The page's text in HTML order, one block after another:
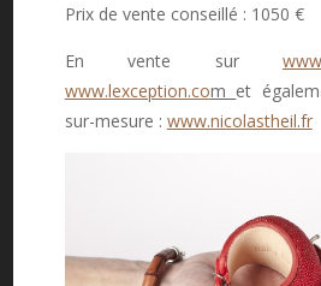
Prix de vente conseillé : 1050 €
En vente sur
www.lexception.com et
sur-mesure : www.nicolastheil.fr